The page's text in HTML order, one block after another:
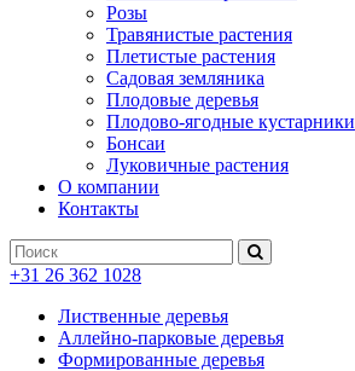
Розы
Травянистые растения
Плетистые растения
Садовая земляника
Плодовые деревья
Плодово-ягодные кустарники
Бонсаи
Луковичные растения
О компании
Контакты
+31 26 362 1028
Лиственные деревья
Аллейно-парковые деревья
Формированные деревья